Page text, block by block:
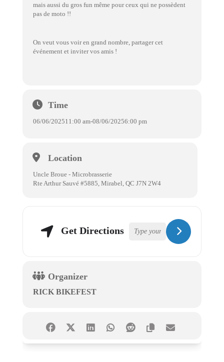
mais aussi du gros fun même pour ceux qui ne possèdent
pas de moto !!
On veut vous voir en grand nombre, partager cet
événement et inviter vos amis !
Time
06/06/202511:00 am-08/06/20256:00 pm
Location
Uncle Broue - Microbrasserie
Rte Arthur Sauvé #5885, Mirabel, QC J7N 2W4
Get Directions
Organizer
RICK BIKEFEST